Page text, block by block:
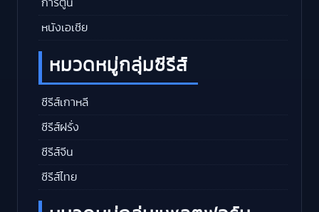
การ์ตูน
หนังเอเชีย
หมวดหมู่กลุ่มซีรีส์
ซีรีส์เกาหลี
ซีรีส์ฝรั่ง
ซีรีส์จีน
ซีรีส์ไทย